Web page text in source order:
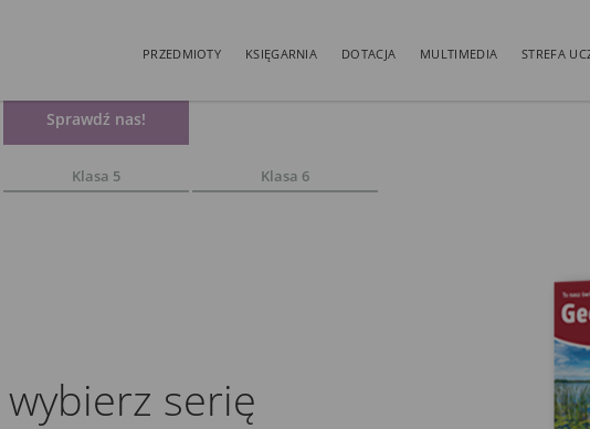
PRZEDMIOTY KSIĘGARNIA DOTACJA MULTIMEDIA STREFA
Sprawdź nas!
Klasa 5 Klasa 6
serię